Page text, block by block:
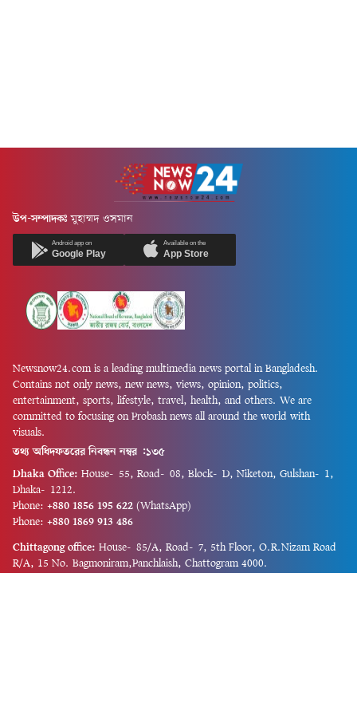
উপ-সম্পাদকঃ মুহাম্মদ ওসমান
Android app on
Google Play
Available on the
App Store
Newsnow24.com is a leading multimedia news portal in Bangladesh.
Contains not only news, new news, views, opinion, politics,
entertainment, sports, lifestyle, travel, health, and others. We are
committed to focusing on Probash news all around the world with
visuals.
তথ্য অধিদফতরের নিবন্ধন নম্বর :১৩৫
Dhaka Office: House-55, Road-08, Block-D, Niketon, Gulshan-1,
Dhaka-1212.
Phone: +880 1856 195 622 (WhatsApp)
Phone: +880 1869 913 486
Chittagong office: House-85/A, Road-7, 5th Floor, O.R.Nizam Road
R/A, 15 No. Bagmoniram,Panchlaish, Chattogram 4000.